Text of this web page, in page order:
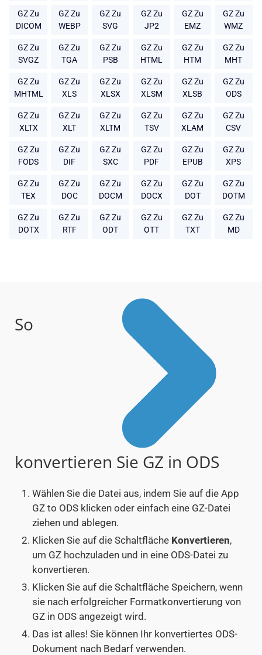
GZ Zu
DICOM
GZ Zu
WEBP
GZ Zu
SVG
GZ Zu
JP2
GZ Zu
EMZ
GZ Zu
WMZ
GZ Zu
SVGZ
GZ Zu
TGA
GZ Zu
PSB
GZ Zu
HTML
GZ Zu
HTM
GZ Zu
MHT
GZ Zu
MHTML
GZ Zu
XLS
GZ Zu
XLSX
GZ Zu
XLSM
GZ Zu
XLSB
GZ Zu
ODS
GZ Zu
XLTX
GZ Zu
XLT
GZ Zu
XLTM
GZ Zu
TSV
GZ Zu
XLAM
GZ Zu
CSV
GZ Zu
FODS
GZ Zu
DIF
GZ Zu
SXC
GZ Zu
PDF
GZ Zu
EPUB
GZ Zu
XPS
GZ Zu
TEX
GZ Zu
DOC
GZ Zu
DOCM
GZ Zu
DOCX
GZ Zu
DOT
GZ Zu
DOTM
GZ Zu
DOTX
GZ Zu
RTF
GZ Zu
ODT
GZ Zu
OTT
GZ Zu
TXT
GZ Zu
MD
So
konvertieren Sie GZ in ODS
Wählen Sie die Datei aus, indem Sie auf die App
GZ to ODS klicken oder einfach eine GZ-Datei
ziehen und ablegen.
Klicken Sie auf die Schaltfläche Konvertieren,
um GZ hochzuladen und in eine ODS-Datei zu
konvertieren.
Klicken Sie auf die Schaltfläche Speichern, wenn
sie nach erfolgreicher Formatkonvertierung von
GZ in ODS angezeigt wird.
Das ist alles! Sie können Ihr konvertiertes ODS-
Dokument nach Bedarf verwenden.